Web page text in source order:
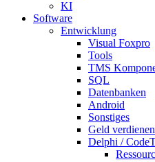
KI
Software
Entwicklung
Visual Foxpro
Tools
TMS
SQL
Datenbanken
Android
Sonstiges
Geld
Delphi /